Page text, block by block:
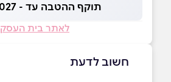
תוקף ההטבה עד - 01.01.2027
לאתר בית העסק
חשוב לדעת